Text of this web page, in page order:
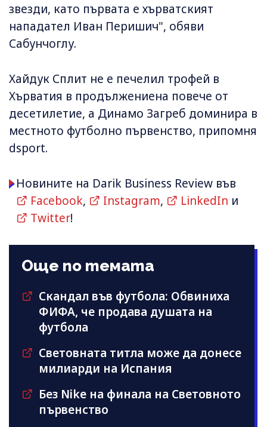
звезди, като първата е хърватският
нападател Иван Перишич", обяви
Сабунчоглу.
Хайдук Сплит не е печелил трофей в
Хърватия в продължениена повече от
десетилетие, а Динамо Загреб доминира в
местното футболно първенство, припомня
dsport.
Новините на Darik Business Review във
Facebook, Instagram, LinkedIn и
Twitter!
Още по темата
Скандал във футбола: Обвиниха
ФИФА, че продава душата на
футбола
Световната титла може да донесе
милиарди на Испания
Без Nike на финала на Световното
първенство